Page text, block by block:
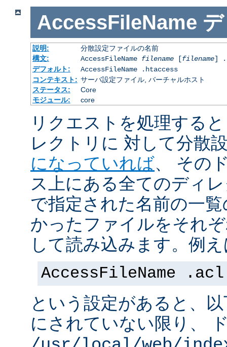
AccessFileName
説明:
分散設定ファイルの名前
構文:
AccessFileName filename[filename]
デフォルト:
AccessFileName .htaccess
コンテキスト: サーバ設定ファイル, バーチャルホスト
ステータス:
Core
モジュール:
core
リクエストを処理する
レクトリに 対して分散
になっていれば、 その
ス上にある全てのディ
で指定された名前の一
かったファイルをそれ
して読み込みます。例
AccessFileName .acl
という設定があると、
にされていない限り、